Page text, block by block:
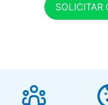
SOLICITAR